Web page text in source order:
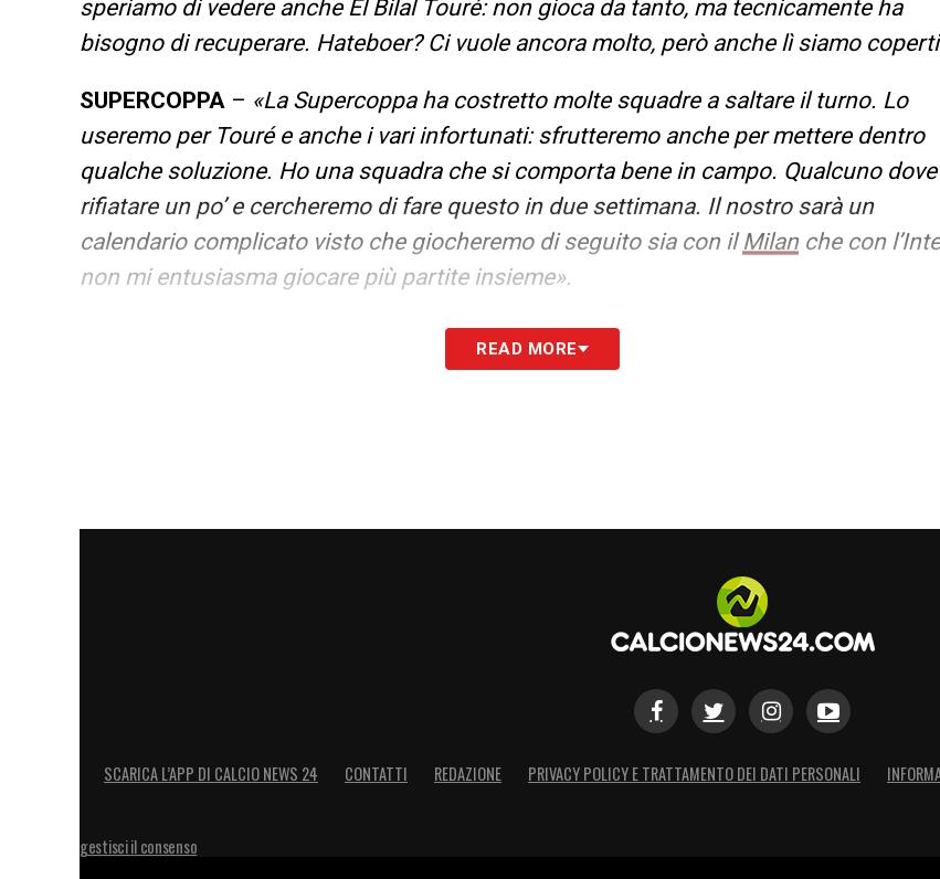
speriamo di vedere anche El Bilal Touré: non gioca da tanto, ma tecnicamente ha
bisogno di recuperare. Hateboer? Ci vuole ancora molto, però anche lì siamo
SUPERCOPPA – «La Supercoppa ha costretto molte squadre a saltare il turno. Lo
useremo per Touré e anche i vari infortunati: sfrutteremo anche per mettere dentro
qualche soluzione. Ho una squadra che si comporta bene in campo. Qualcuno
rifiatare un po’ e cercheremo di fare questo in due settimana. Il nostro sarà un
calendario complicato visto che giocheremo di seguito sia con il Milanche con
non mi entusiasma giocare più partite insieme».
«Atleta straordinario con una fisicità incredibile. Inspiegabile per quanto
carente all’inizio, anche davanti non aveva una buona condizione. E’ un giocatore
Ci avevano notevolmente sorpreso. Abbiamo sprecato qualche opportunità, però
il Frosinone è una squadra giovani con tanta rapidità dove diventa difficile fare la
LA PLAYLIST DELLE NOSTRE TOP NEWS
READ MORE
SCARICA L’APP DI CALCIO NEWS 24 CONTATTI REDAZIONE PRIVACY POLICY E TRATTAMENTO DEI DATI PERSONALI
gestisci il consenso